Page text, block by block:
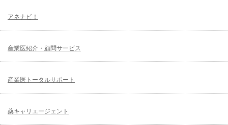
アネナビ！
産業医紹介・顧問サービス
産業医トータルサポート
薬キャリエージェント